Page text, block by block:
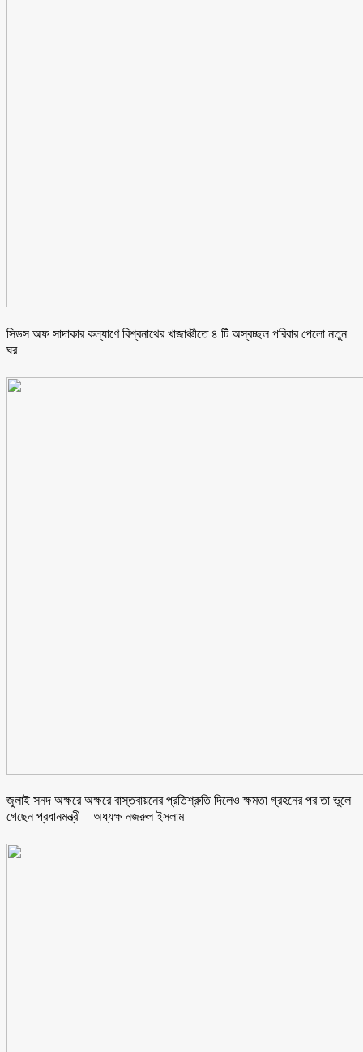
সিডস অফ সাদাকার কল্যাণে বিশ্বনাথের খাজাঞ্চীতে ৪ টি অস্বচ্ছল পরিবার পেলো নতুন
ঘর
জুলাই সনদ অক্ষরে অক্ষরে বাস্তবায়নের প্রতিশ্রুতি দিলেও ক্ষমতা গ্রহনের পর তা ভুলে
গেছেন প্রধানমন্ত্রী—অধ্যক্ষ নজরুল ইসলাম